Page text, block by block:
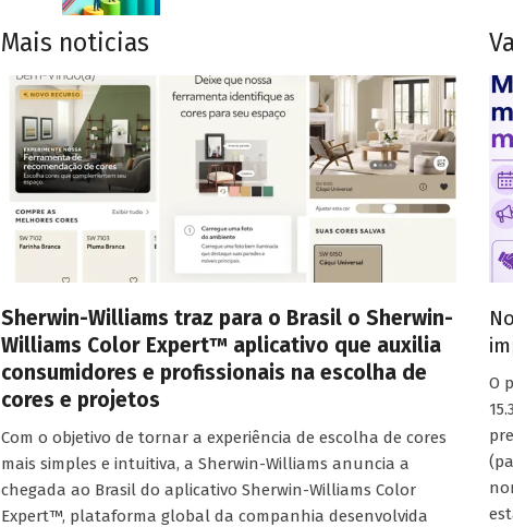
Mais noticias
Sherwin-Williams traz para o Brasil o Sherwin-
Williams Color Expert™ aplicativo que auxilia
consumidores e profissionais na escolha de
cores e projetos
Com o objetivo de tornar a experiência de escolha de cores
mais simples e intuitiva, a Sherwin-Williams anuncia a
chegada ao Brasil do aplicativo Sherwin-Williams Color
Expert™, plataforma global da companhia desenvolvida
O